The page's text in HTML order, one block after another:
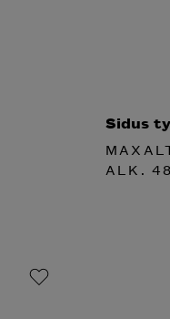
Sidus
ALK.